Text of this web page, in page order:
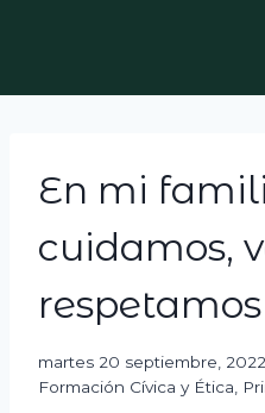
En mi
cuidamos,
respetamos
martes 20 septiembre, 2022
Formación Cívica y Ética